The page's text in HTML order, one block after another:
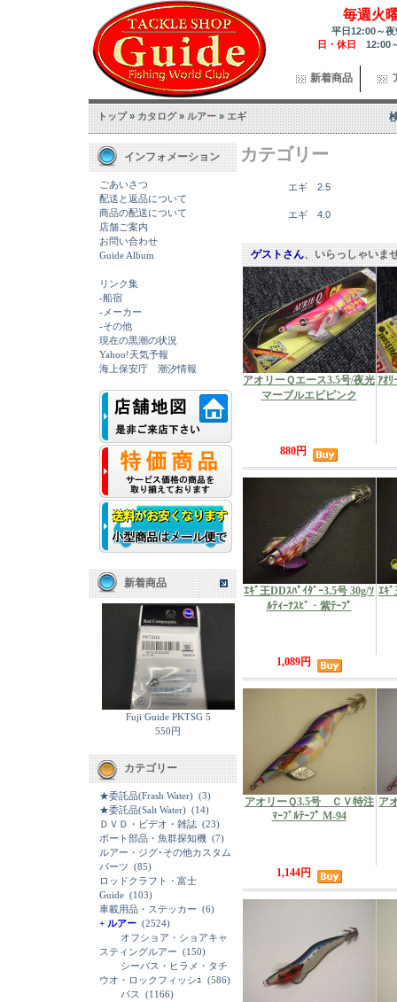
毎週火
平日12:00～
日・休日 12:00
新着商品
トップ»カタログ»ルアー»エギ
インフォメーション
ごあいさつ
配送と返品について
商品の配送について
店舗ご案内
お問い合わせ
Guide Album
リンク集
-船宿
-メーカー
-その他
現在の黒潮の状況
Yahoo!天気予報
海上保安庁 潮汐情報
新着商品
Fuji Guide PKTSG 5
550円
カテゴリー
★委託品(Frash Water) (3)
★委託品(Salt Water) (14)
ＤＶＤ・ビデオ・雑誌 (23)
ボート部品・魚群探知機 (7)
ルアー・ジグ･その他カスタム
パーツ (85)
ロッドクラフト・富士
Guide (103)
車載用品・ステッカー (6)
+ ルアー (2524)
オフショア・ショアキャ
スティングルアー (150)
シーバス・ヒラメ・タチ
ウオ・ロックフィッシｭ (586)
バス
(1166)
カテゴリー
エギ 2.5
エギ 4.0
ゲストさん、いらっしゃいま
アオリーＱエース3.5号/夜光
マーブルエビピンク
880円
ｱｵﾘ
ｴｷﾞ王DDｽﾊﾟｲﾀﾞｰ3.5号 30g/ｿ
ﾙﾃｨｰﾅｽﾋﾞ・紫ﾃｰﾌﾟ
1,089円
ｴｷﾞ
アオリーＱ3.5号 ＣＶ特注
ﾏｰﾌﾞﾙﾃｰﾌﾟ M-94
1,144円
ア